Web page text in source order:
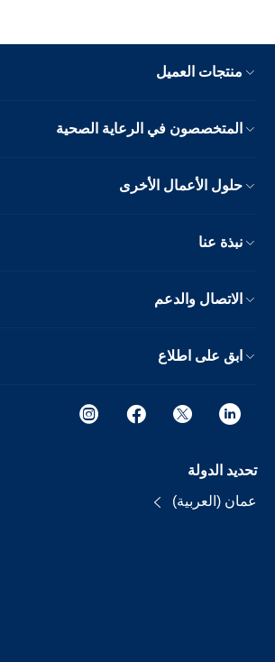
منتجات العميل
المتخصصون في الرعاية الصحية
حلول الأعمال الأخرى
نبذة عنا
الاتصال والدعم
ابق على اطلاع
تحديد الدولة
عمان (العربية)